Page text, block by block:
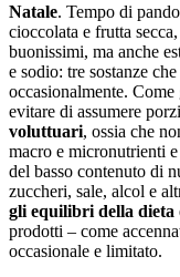
Natale. Tempo di
cioccolata e frutta
buonissimi, ma anche
e sodio: tre sostanze
occasionalmente.
evitare di assumere
voluttuari, ossia che
macro e micronutrienti e
del basso contenuto di
zuccheri, sale, alcol e
gli equilibri della dieta
prodotti – come
occasionale e limitato.